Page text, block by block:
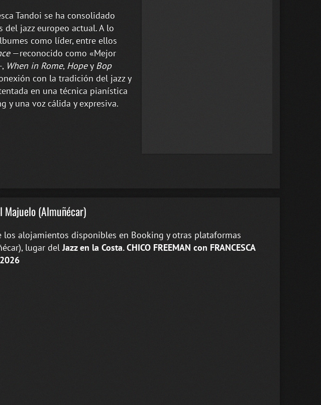
Tandoi se ha consolidado
del jazz europeo actual. A lo
como líder, entre ellos
—reconocido como «Mejor
When in Rome, Hopey Bop
con la tradición del jazz y
en una técnica pianística
y una voz cálida y expresiva.
Majuelo (Almuñécar)
los alojamientos disponibles en Booking y otras plataformas
lugar delJazz en la Costa. CHICO FREEMAN con FRANCESCA